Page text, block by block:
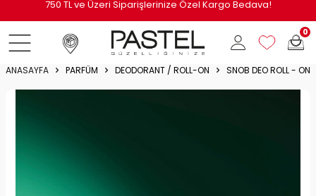
750 TL ve Üzeri Siparişlerinize Özel Kargo Bedava!
0
ANASAYFA PARFÜM DEODORANT / ROLL-ON SNOB DEO ROLL - ON